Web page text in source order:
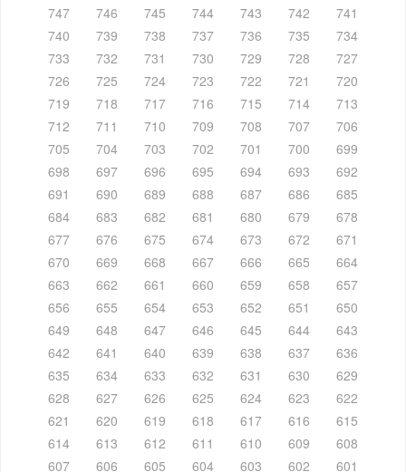
747
746 745 744 743 742
741
740
739 738 737 736 735
734
733
732 731 730 729 728
727
726
725 724 723 722 721
720
719
718 717 716 715 714
713
712
711 710 709 708 707
706
705
704 703 702 701 700
699
698
697 696 695 694 693
692
691
690 689 688 687 686
685
684
683 682 681 680 679
678
677
676 675 674 673 672
671
670
669 668 667 666 665
664
663
662 661 660 659 658
657
656
655 654 653 652 651
650
649
648 647 646 645 644
643
642
641 640 639 638 637
636
635
634 633 632 631 630
629
628
627 626 625 624 623
622
621
620 619 618 617 616
615
614
613 612 611 610 609
608
607
606 605 604 603 602
601